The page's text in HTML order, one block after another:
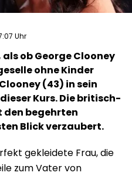
Uhr
als ob George Clooney
ohne Kinder
(43) in sein
Kurs. Die britisch-
begehrten
Blick verzaubert.
gekleidete Frau, die
zum Vater von